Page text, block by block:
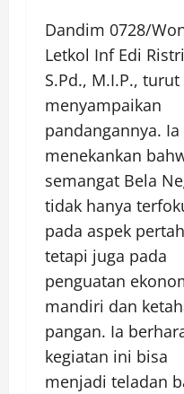
Dandim 0728/
Letkol Inf Edi
S.Pd., M.I.P., turut
menyampaikan
pandangannya. Ia
menekankan
semangat Bela
tidak hanya
pada aspek
tetapi juga pada
penguatan
mandiri dan
pangan. Ia
kegiatan ini bisa
menjadi teladan